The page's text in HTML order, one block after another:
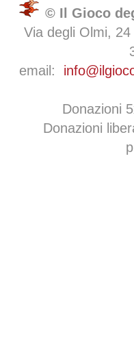
© Il Gioco
Via degli Olmi,
email:
Donazioni
Donazioni